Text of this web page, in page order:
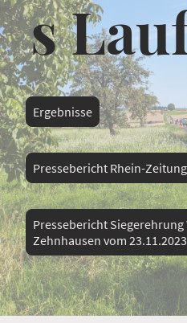
s
Ergebnisse
Pressebericht Rhein-
Pressebericht Siegerehrung
Zehnhausen vom 23.11.2023